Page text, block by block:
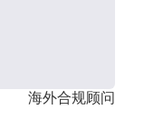
海外合规顾问